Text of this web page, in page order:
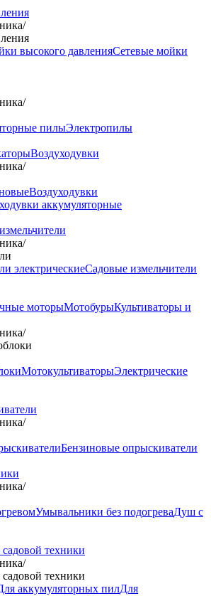
/
высокого давленияСетевые мойки
/
пилыЭлектропилы
Воздуходувки
/
Воздуходувки
аккумуляторные
/
электрическиеСадовые измельчители
моторыМотобурыКультиваторы и
/
МотокультиваторыЭлектрические
/
Бензиновые опрыскиватели
/
Умывальники без подогреваДуш с
техники
/
техники
аккумуляторных пилДля